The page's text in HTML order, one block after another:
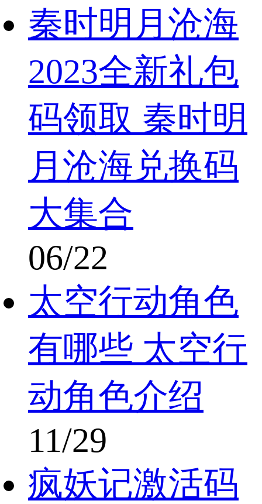
秦时明月沧海
2023全新礼包
码领取 秦时明
月沧海兑换码
大集合
06/22
太空行动角色
有哪些 太空行
动角色介绍
11/29
疯妖记激活码